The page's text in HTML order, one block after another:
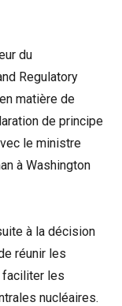
du
Regulatory
matière de
de principe
le ministre
à Washington
à la décision
réunir les
faciliter les
nucléaires.